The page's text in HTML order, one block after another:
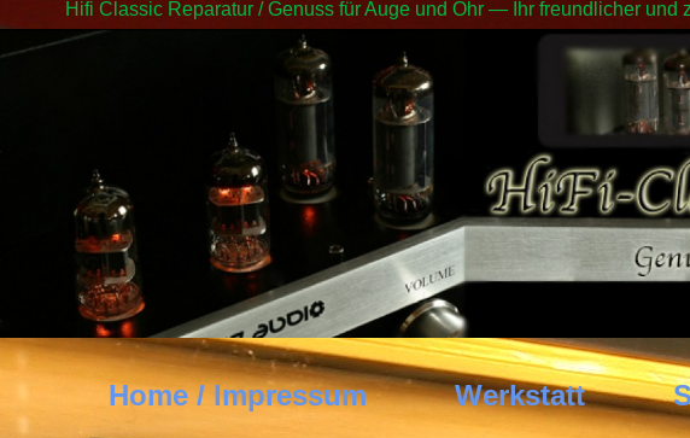
Hifi Classic Reparatur / Genuss für Auge und Ohr — Ihr freundlicher
Home / Impressum Werkstatt